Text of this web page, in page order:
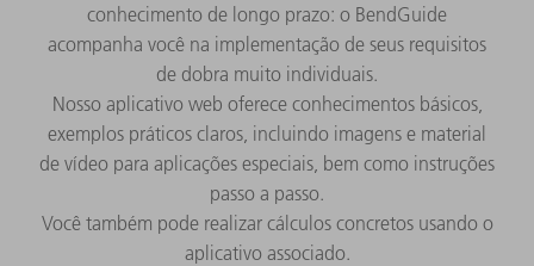
conhecimento de longo prazo: o BendGuide
acompanha você na implementação de seus requisitos
de dobra muito individuais.
Nosso aplicativo web oferece conhecimentos básicos,
exemplos práticos claros, incluindo imagens e material
de vídeo para aplicações especiais, bem como instruções
passo a passo.
Você também pode realizar cálculos concretos usando o
aplicativo associado.